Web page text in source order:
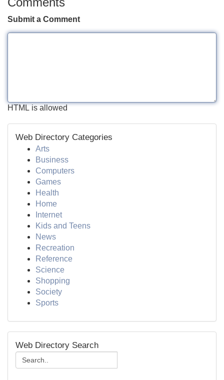
Submit a Comment
HTML is allowed
Web Directory Categories
Arts
Business
Computers
Games
Health
Home
Internet
Kids and Teens
News
Recreation
Reference
Science
Shopping
Society
Sports
Web Directory Search